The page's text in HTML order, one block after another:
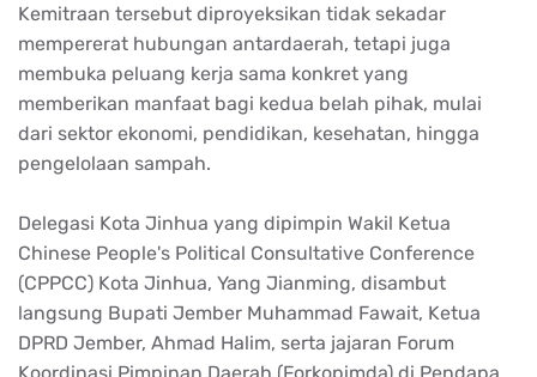
Kemitraan tersebut diproyeksikan tidak sekadar
mempererat hubungan antardaerah, tetapi juga
membuka peluang kerja sama konkret yang
memberikan manfaat bagi kedua belah pihak, mulai
dari sektor ekonomi, pendidikan, kesehatan, hingga
pengelolaan sampah.
Delegasi Kota Jinhua yang dipimpin Wakil Ketua
Chinese People's Political Consultative Conference
(CPPCC) Kota Jinhua, Yang Jianming, disambut
langsung Bupati Jember Muhammad Fawait, Ketua
DPRD Jember, Ahmad Halim, serta jajaran Forum